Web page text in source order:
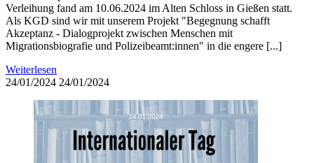
Verleihung fand am 10.06.2024 im Alten Schloss in Gießen statt.
Als KGD sind wir mit unserem Projekt "Begegnung schafft
Akzeptanz - Dialogprojekt zwischen Menschen mit
Migrationsbiografie und Polizeibeamt:innen" in die engere [...]
Weiterlesen
24/01/2024 24/01/2024